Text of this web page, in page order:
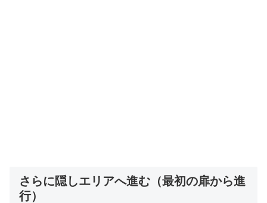
さらに隠しエリアへ進む（最初の扉から進
行）